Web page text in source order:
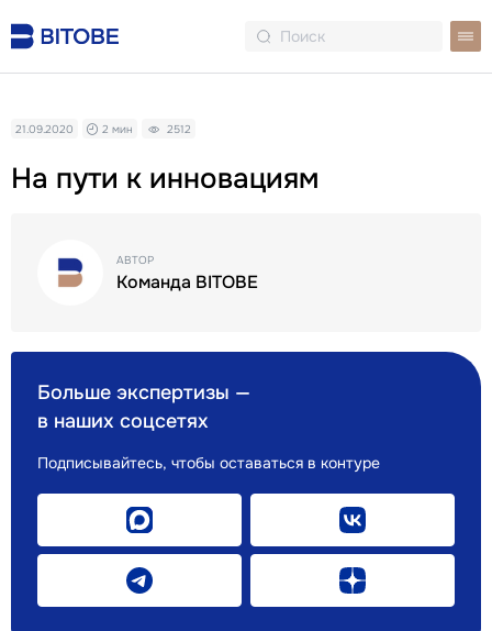
На пути к инновациям
21.09.2020 2 мин 2512
Больше экспертизы —
в наших соцсетях
Подписывайтесь, чтобы оставаться в контуре
АВТОР
Команда BITOBE